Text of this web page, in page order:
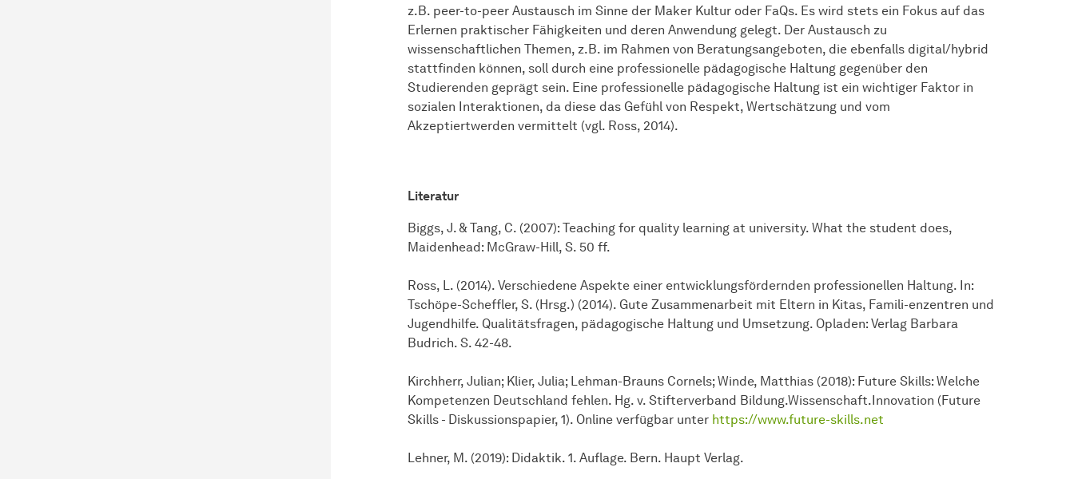
z.B. peer-to-peer Austausch im Sinne der Maker Kultur oder FaQs. Es wird stets ein Fokus auf das
Erlernen praktischer Fähigkeiten und deren Anwendung gelegt. Der Austausch zu
wissenschaftlichen Themen, z.B. im Rahmen von Beratungsangeboten, die ebenfalls digital/hybrid
stattfinden können, soll durch eine professionelle pädagogische Haltung gegenüber den
Studierenden geprägt sein. Eine professionelle pädagogische Haltung ist ein wichtiger Faktor in
sozialen Interaktionen, da diese das Gefühl von Respekt, Wertschätzung und vom
Akzeptiertwerden vermittelt (vgl. Ross, 2014).
Literatur
Biggs, J. & Tang, C. (2007): Teaching for quality learning at university. What the student does,
Maidenhead: McGraw-Hill, S. 50 ff.
Ross, L. (2014). Verschiedene Aspekte einer entwicklungsfördernden professionellen Haltung. In:
Tschöpe-Scheffler, S. (Hrsg.) (2014). Gute Zusammenarbeit mit Eltern in Kitas, Famili-enzentren und
Jugendhilfe. Qualitätsfragen, pädagogische Haltung und Umsetzung. Opladen: Verlag Barbara
Budrich. S. 42-48.
Kirchherr, Julian; Klier, Julia; Lehman-Brauns Cornels; Winde, Matthias (2018): Future Skills: Welche
Kompetenzen Deutschland fehlen. Hg. v. Stifterverband Bildung.Wissenschaft.Innovation (Future
Skills - Diskussionspapier, 1). Online verfügbar unter https://www.future-skills.net
Lehner, M. (2019): Didaktik. 1. Auflage. Bern. Haupt Verlag.